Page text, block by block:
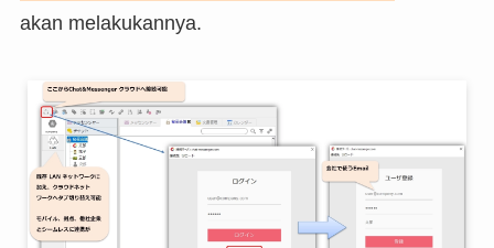
akan melakukannya.